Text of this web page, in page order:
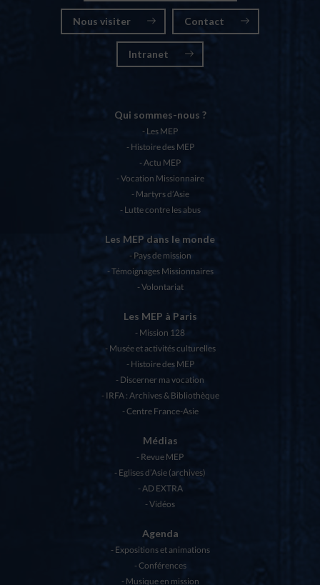
Nous visiter Contact
Intranet
Qui sommes-nous ?
Les MEP
Histoire des MEP
Actu MEP
Vocation Missionnaire
Martyrs d’Asie
Lutte contre les abus
Les MEP dans le monde
Pays de mission
Témoignages Missionnaires
Volontariat
Les MEP à Paris
Mission 128
Musée et activités culturelles
Histoire des MEP
Discerner ma vocation
IRFA : Archives & Bibliothèque
Centre France-Asie
Médias
Revue MEP
Eglises d’Asie (archives)
AD EXTRA
Vidéos
Agenda
Expositions et animations
Conférences
Musique en mission